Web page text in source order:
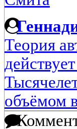
Теория
объёмом